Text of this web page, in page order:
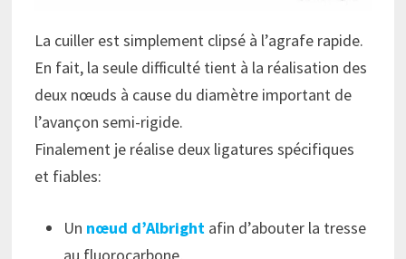
La cuiller est simplement clipsé à l’agrafe rapide.
En fait, la seule difficulté tient à la réalisation des
deux nœuds à cause du diamètre important de
l’avançon semi-rigide.
Finalement je réalise deux ligatures spécifiques
et fiables:
Un nœud d’Albrightafin d’abouter la tresse